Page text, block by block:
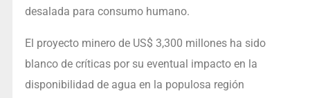
desalada para consumo humano.
El proyecto minero de US$ 3,300 millones ha sido
blanco de críticas por su eventual impacto en la
disponibilidad de agua en la populosa región